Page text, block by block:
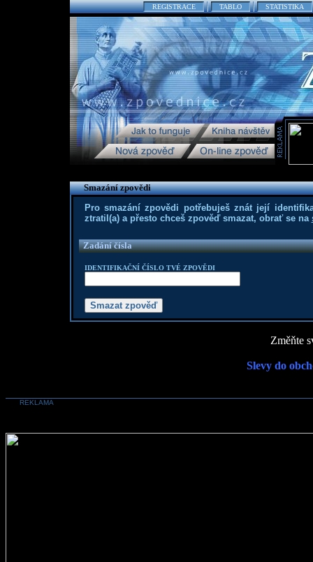
REGISTRACE TABLO STATISTIKA
Smazání zpovědi
Pro smazání zpovědi potřebuješ znát její
ztratil(a) a přesto chceš zpověď smazat, obrať se na
Zadání čísla
IDENTIFIKAČNÍ ČÍSLO TVÉ ZPOVĚDI
Změňte
Slevy do
REKLAMA